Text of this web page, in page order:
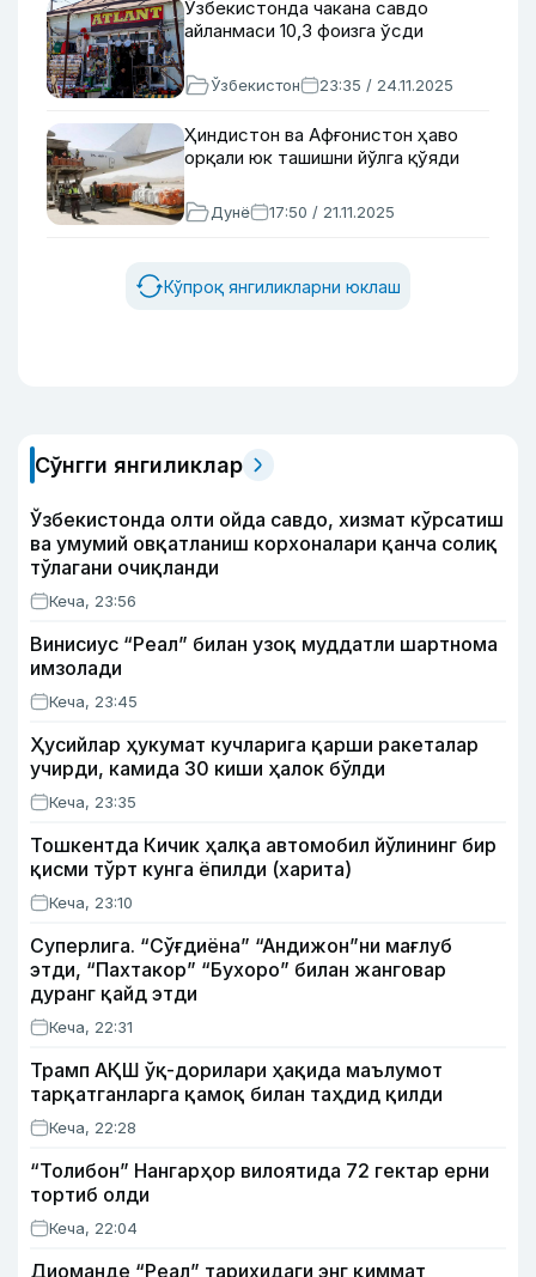
Ўзбекистонда чакана савдо
айланмаси 10,3 фоизга ўсди
Ўзбекистон 23:35 / 24.11.2025
Ҳиндистон ва Афғонистон ҳаво
орқали юк ташишни йўлга қўяди
Дунё 17:50 / 21.11.2025
Кўпроқ янгиликларни юклаш
Сўнгги янгиликлар
Ўзбекистонда олти ойда савдо, хизмат кўрсатиш
ва умумий овқатланиш корхоналари қанча солиқ
тўлагани очиқланди
Кеча, 23:56
Винисиус “Реал” билан узоқ муддатли шартнома
имзолади
Кеча, 23:45
Ҳусийлар ҳукумат кучларига қарши ракеталар
учирди, камида 30 киши ҳалок бўлди
Кеча, 23:35
Тошкентда Кичик ҳалқа автомобил йўлининг бир
қисми тўрт кунга ёпилди (харита)
Кеча, 23:10
Суперлига. “Сўғдиёна” “Андижон”ни мағлуб
этди, “Пахтакор” “Бухоро” билан жанговар
дуранг қайд этди
Кеча, 22:31
Трамп АҚШ ўқ-дорилари ҳақида маълумот
тарқатганларга қамоқ билан таҳдид қилди
Кеча, 22:28
“Толибон” Нангарҳор вилоятида 72 гектар ерни
тортиб олди
Кеча, 22:04
Диоманде “Реал” тарихидаги энг қиммат